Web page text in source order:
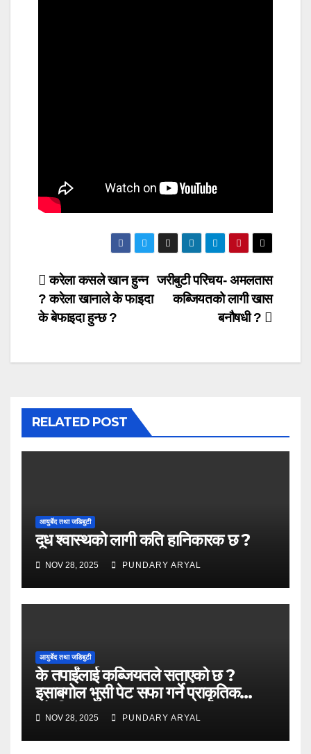
Post
navigation
जरीबुटी परिचय- अमलतास
कब्जियतको लागी खास
बनौषधी ?
करेला कसले खान हुन्न
? करेला खानाले के फाइदा
के बेफाइदा हुन्छ ?
RELATED POST
आयुर्बेद तथा जडिबुटी
दूध श्वास्थको लागी कति हानिकारक छ ?
NOV 28, 2025 PUNDARY ARYAL
आयुर्बेद तथा जडिबुटी
के तपाईंलाई कब्जियतले सताएको छ ?
इसाबगोल भुसी पेट सफा गर्ने प्राकृतिक
औषधि ?
NOV 28, 2025 PUNDARY ARYAL